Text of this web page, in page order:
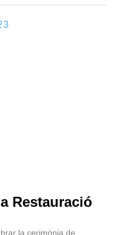
Restauració
la cerimònia de